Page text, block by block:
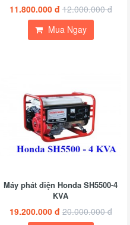
11.800.000 đ 12.000.000 đ
Mua Ngay
Máy phát điện Honda SH5500-4
KVA
19.200.000 đ 20.000.000 đ